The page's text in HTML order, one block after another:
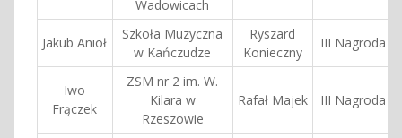
Wadowicach
Jakub Anioł
Szkoła Muzyczna
w Kańczudze
Ryszard
Konieczny
III Nagroda
Iwo
Frączek
ZSM nr 2 im. W.
Kilara w
Rzeszowie
Rafał Majek III Nagroda